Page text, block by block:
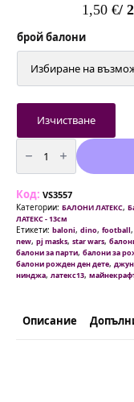
1,50 €/
Price
range:
1,50 €
/
2,93 лв.
through
4,60 €
/
брой балони
Изчистване
количество
за
Балони
Класик
Green
-
13
см
пакет
100
броя
Код: VS3557
Категории: БАЛОНИ ЛАТЕКС,
ЛАТЕКС - 13см
Етикети: baloni, dino, football,
new, pj masks, star wars,
балони за парти, балони за
балони рожден ден дете,
нинджа, латекс13,
Описание